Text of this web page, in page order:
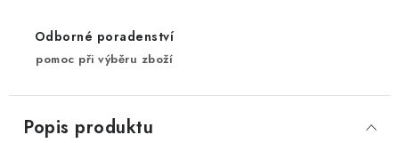
Odborné poradenství
pomoc při výběru zboží
Popis produktu